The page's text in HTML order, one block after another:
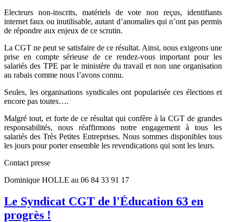
Electeurs non-inscrits, matériels de vote non reçus, identifiants
internet faux ou inutilisable, autant d’anomalies qui n’ont pas permis
de répondre aux enjeux de ce scrutin.
La CGT ne peut se satisfaire de ce résultat. Ainsi, nous exigeons une
prise en compte sérieuse de ce rendez-vous important pour les
salariés des TPE par le ministère du travail et non une organisation
au rabais comme nous l’avons connu.
Seules, les organisations syndicales ont popularisée ces élections et
encore pas toutes….
Malgré tout, et forte de ce résultat qui confère à la CGT de grandes
responsabilités, nous réaffirmons notre engagement à tous les
salariés des Très Petites Entreprises. Nous sommes disponibles tous
les jours pour porter ensemble les revendications qui sont les leurs.
Contact presse
Dominique HOLLE au 06 84 33 91 17
Le Syndicat CGT de l'Éducation 63 en
progrès !